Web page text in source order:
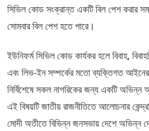
সিভিল কোড সংক্রান্ত একটি বিল পেশ করার
সোমবার বিল পেশ হতে পারে।
ইউনিফর্ম সিভিল কোড কার্যকর হলে বিবাহ,
এবং লিভ-ইন সম্পর্কের মতো ব্যক্তিগত আইনের
নির্বিশেষে সকল নাগরিকের জন্য একটি
এই বিষয়টি জাতীয় রাজনীতিতে আলোচনার
মোদী অতীতে বিভিন্ন জনসভায় দেশে অভিন্ন